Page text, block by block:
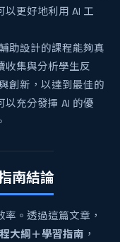
以更好地利用 AI 工
助設計的課程能夠真
收集與分析學生反
創新，以達到最佳的
充分發揮 AI 的優
南結論
。透過這篇文章，
大綱＋學習指南 ，